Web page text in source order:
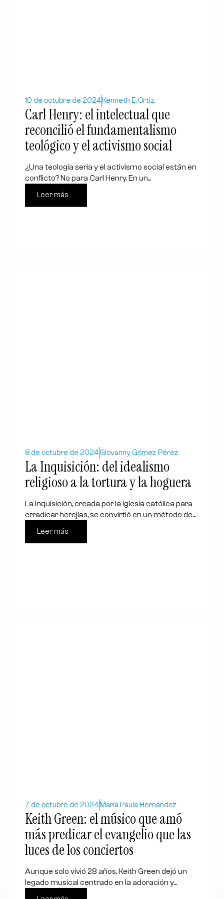
10 de octubre de 2024 Kenneth E. Ortiz
Carl Henry: el intelectual que
reconcilió el fundamentalismo
teológico y el activismo social
¿Una teología seria y el activismo social están en
conflicto? No para Carl Henry. En un...
Leer más
8 de octubre de 2024Giovanny Gómez Pérez
La Inquisición: del idealismo
religioso a la tortura y la hoguera
La Inquisición, creada por la Iglesia católica para
erradicar herejías, se convirtió en un método de...
Leer más
7 de octubre de 2024 María Paula Hernández
Keith Green: el músico que amó
más predicar el evangelio que las
luces de los conciertos
Aunque solo vivió 28 años, Keith Green dejó un
legado musical centrado en la adoración y...